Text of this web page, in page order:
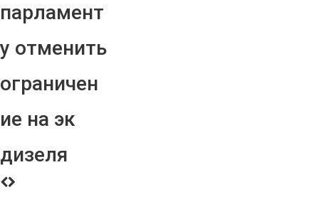
парламент
у отменить
ограничен
ие на эк
дизеля